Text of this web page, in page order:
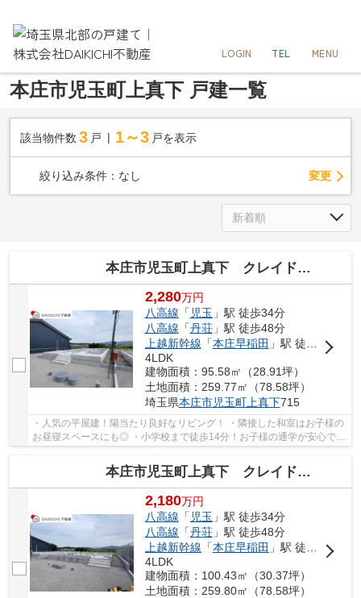
LOGIN TEL MENU
本庄市児玉町上真下 戸建一覧
該当物件数 3 戸 1～3 戸を表示
絞り込み条件： なし 変更
本庄市児玉町上真下 クレイドルガーデン 新築戸建 全2棟
2,280万円
八高線 「 児玉 」駅 徒歩34分
八高線 「丹荘」駅 徒歩48分
上越新幹線 「本庄早稲田 」駅 徒歩53分
4LDK
建物面積：95.58㎡（28.91坪）
土地面積：259.77㎡（78.58坪）
埼玉県本庄市児玉町上真下715
・人気の平屋建！陽当たり良好なリビング！ ・隣接した和室はお子様の
お昼寝スペースにも◎ ・小学校まで徒歩14分！お子様の通学が安心です
ね♪ 「今から見たい！」大歓迎です♪お気軽に...
本庄市児玉町上真下 クレイドルガーデン 新築戸建 全2棟
2,180万円
八高線 「児玉 」駅 徒歩34分
八高線 「丹荘」駅 徒歩48分
上越新幹線 「本庄早稲田 」駅 徒歩53分
4LDK
建物面積：100.43㎡（30.37坪）
土地面積：259.80㎡（78.58坪）